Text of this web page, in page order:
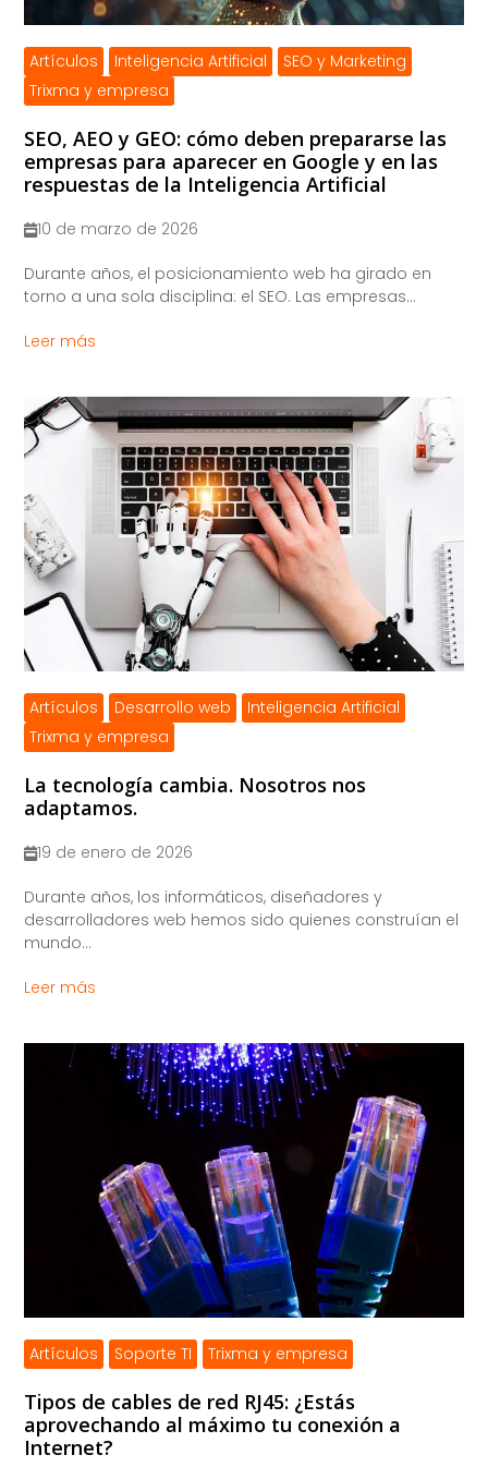
Artículos Inteligencia Artificial
SEO y Marketing
Trixma y empresa
SEO, AEO y GEO: cómo deben prepararse las
empresas para aparecer en Google y en las
respuestas de la Inteligencia Artificial
10 de marzo de 2026
​Durante años, el posicionamiento web ha girado en
torno a una sola disciplina: el SEO. Las empresas...
Leer más
Artículos Desarrollo web
Inteligencia Artificial
Trixma y empresa
La tecnología cambia. Nosotros nos
adaptamos.
19 de enero de 2026
​Durante años, los informáticos, diseñadores y
desarrolladores web hemos sido quienes construían el
mundo...
Leer más
Artículos Soporte TI Trixma y empresa
Tipos de cables de red RJ45: ¿Estás
aprovechando al máximo tu conexión a
Internet?